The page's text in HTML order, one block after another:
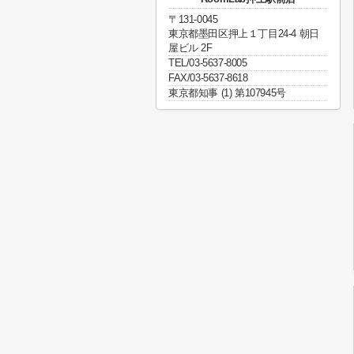
〒131-0045
東京都墨田区押上１丁目24-4 朝日
屋ビル 2F
TEL/03-5637-8005
FAX/03-5637-8618
東京都知事 (1) 第107945号